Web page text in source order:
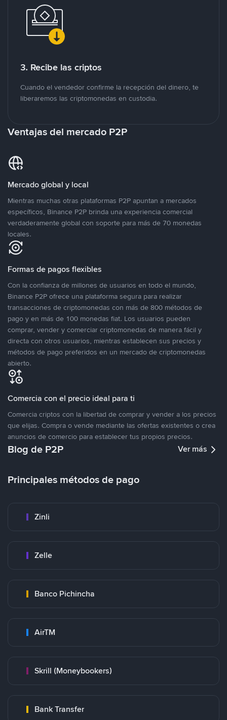
3. Recibe las criptos
Cuando el vendedor confirme la recepción del dinero, te
liberaremos las criptomonedas en custodia.
Ventajas del mercado P2P
Mercado global y local
Mientras muchas otras plataformas P2P apuntan a mercados
específicos, Binance P2P brinda una experiencia comercial
verdaderamente global con soporte para más de 70 monedas
locales.
Formas de pagos flexibles
Con la confianza de millones de usuarios en todo el mundo,
Binance P2P ofrece una plataforma segura para realizar
transacciones de criptomonedas con más de 800 métodos de
pago y en más de 100 monedas fiat. Los usuarios pueden
comprar, vender y comerciar criptomonedas de manera fácil y
directa con otros usuarios, mientras establecen sus precios y
métodos de pago preferidos en un mercado de criptomonedas
abierto.
Comercia con el precio ideal para ti
Comercia criptos con la libertad de comprar y vender a los precios
que elijas. Compra o vende mediante las ofertas existentes o crea
anuncios de comercio para establecer tus propios precios.
Blog de P2P Ver más
Principales métodos de pago
Zinli
Zelle
Banco Pichincha
AirTM
Skrill (Moneybookers)
Bank Transfer